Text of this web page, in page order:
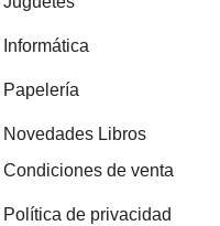
Informática
Papelería
Novedades Libros
Condiciones de venta
Política de privacidad